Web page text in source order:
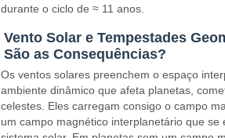
durante o ciclo de ≈ 11 anos.
Vento Solar e Tempestades
São as Consequências?
Os ventos solares preenchem o espaço
ambiente dinâmico que afeta planetas,
celestes. Eles carregam consigo o campo
um campo magnético interplanetário que se